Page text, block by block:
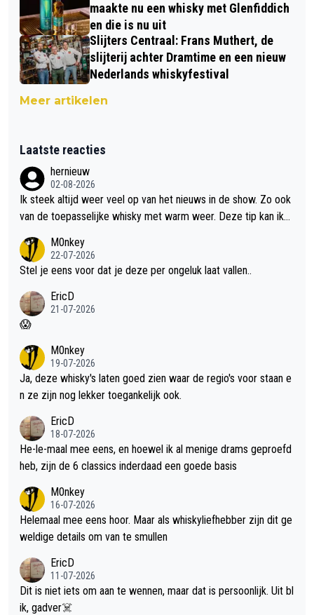
maakte nu een whisky met Glenfiddich
en die is nu uit
Slijters Centraal: Frans Muthert, de
slijterij achter Dramtime en een nieuw
Nederlands whiskyfestival
Meer artikelen
Laatste reacties
hernieuw
02-08-2026
Ik steek altijd weer veel op van het nieuws in de show. Zo ook
van de toepasselijke whisky met warm weer. Deze tip kan ik
M0nkey
22-07-2026
Stel je eens voor dat je deze per ongeluk laat vallen..
EricD
21-07-2026
😱
M0nkey
19-07-2026
Ja, deze whisky's laten goed zien waar de regio's voor staan e
n ze zijn nog lekker toegankelijk ook.
EricD
18-07-2026
He-le-maal mee eens, en hoewel ik al menige drams geproefd
heb, zijn de 6 classics inderdaad een goede basis
M0nkey
16-07-2026
Helemaal mee eens hoor. Maar als whiskyliefhebber zijn dit ge
weldige details om van te smullen
EricD
11-07-2026
Dit is niet iets om aan te wennen, maar dat is persoonlijk. Uit bl
ik, gadver☠️